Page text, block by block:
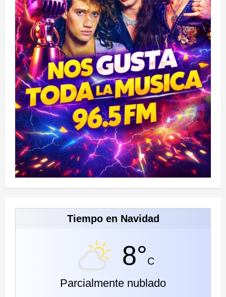
Tiempo en Navidad
8°C
Parcialmente nublado